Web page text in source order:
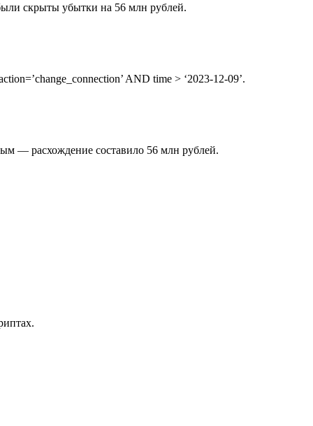
скрыты убытки на 56 млн рублей.
AND time > ‘2023-12-09’.
— расхождение составило 56 млн рублей.